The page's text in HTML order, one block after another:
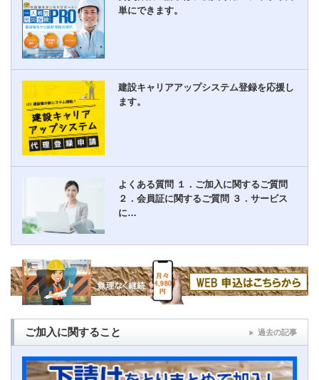
単にできます。
建設キャリアアップシステム登録を応援し
ます。
よくある質問 １．ご加入に関するご質問
２．会員証に関するご質問 ３．サービス
に…
ご加入に関すること 過去の記事